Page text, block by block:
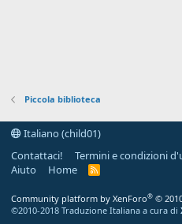
Piccola biblioteca
Italiano (child01)
Contattaci!
Termini e condizioni
Aiuto
Home
R
Community platform by XenForo® ©
©2010-2018 Traduzione Italiana a cura di